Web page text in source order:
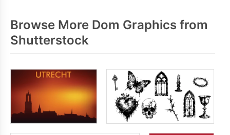
Browse More Dom Graphics from
Shutterstock